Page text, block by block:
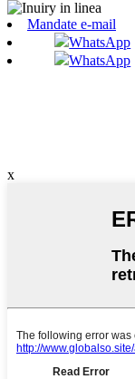
Mandate e-mail
WhatsApp
WhatsApp
x